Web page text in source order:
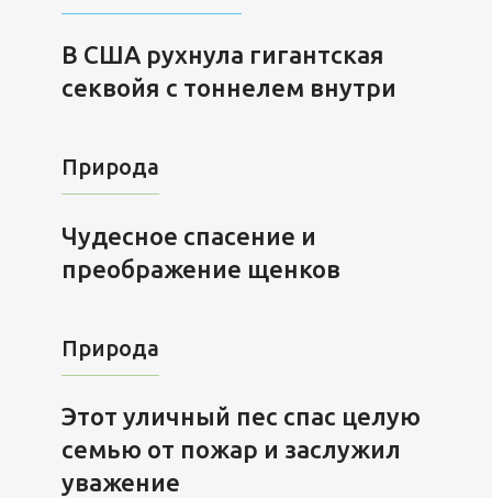
В США рухнула гигантская
секвойя с тоннелем внутри
Природа
Чудесное спасение и
преображение щенков
Природа
Этот уличный пес спас целую
семью от пожар и заслужил
уважение